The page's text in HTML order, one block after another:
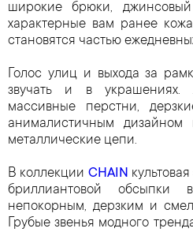
широкие брюки,
характерные вам ранее
становятся частью
Голос улиц и выхода за
звучать и в
массивные перстни,
анималистичным дизайном
металлические цепи.
В коллекции CHAIN
бриллиантовой обсыпки
непокорным, дерзким и
Грубые звенья модного